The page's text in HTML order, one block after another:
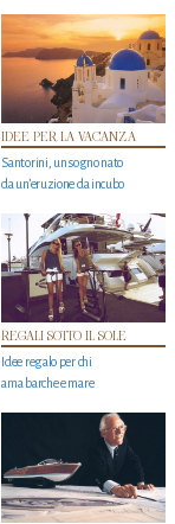
IDEE PER LA VACANZA
Santorini, un sogno nato
da un’eruzione da incubo
REGALI SOTTO IL SOLE
Idee regalo per chi
ama barche e mare